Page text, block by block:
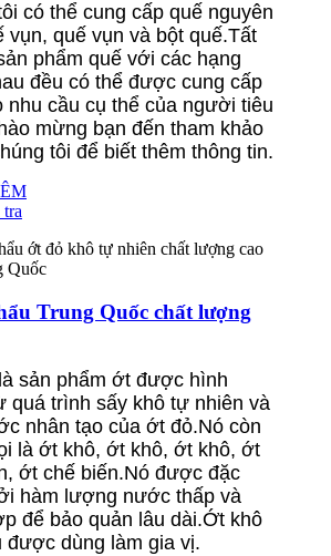
có thể cung cấp quế nguyên
vụn, quế vụn và bột quế.Tất
phẩm quế với các hạng
đều có thể được cung cấp
nhu cầu cụ thể của người tiêu
mừng bạn đến tham khảo
tôi để biết thêm thông tin.
Trung Quốc chất lượng
sản phẩm ớt được hình
quá trình sấy khô tự nhiên và
nhân tạo của ớt đỏ.Nó còn
là ớt khô, ớt khô, ớt khô, ớt
ớt chế biến.Nó được đặc
hàm lượng nước thấp và
để bảo quản lâu dài.Ớt khô
được dùng làm gia vị.